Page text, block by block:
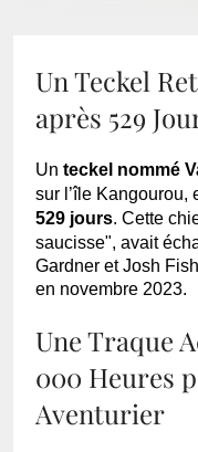
Un Teckel
après 529
Un teckel nommé
sur l’île Kangourou,
529 jours. Cette
saucisse", avait
Gardner et Josh
en novembre 2023.
Une Traque
000 Heures
Aventurier